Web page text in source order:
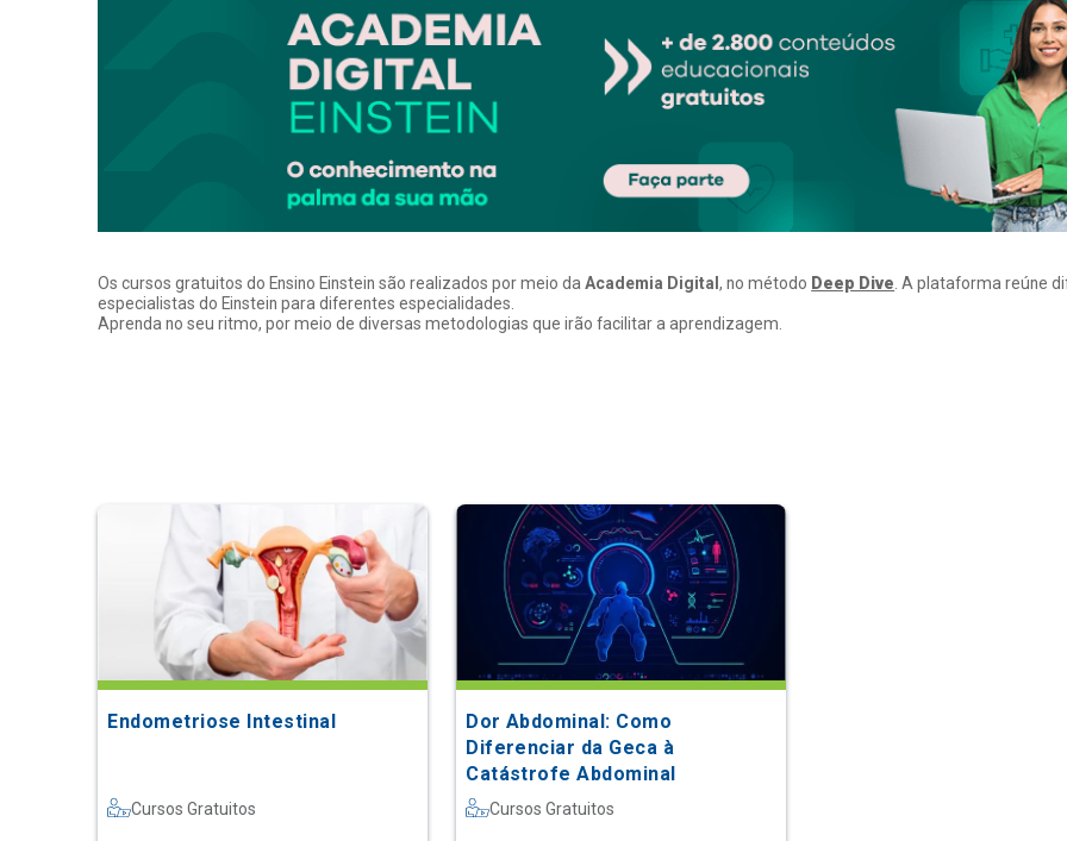
Os cursos gratuitos do Ensino Einstein são realizados por meio daAcademia Digital, no método Deep Dive. A plataforma reúne
especialistas do Einstein para diferentes especialidades.
Aprenda no seu ritmo, por meio de diversas metodologias que irão facilitar a aprendizagem.
Endometriose Intestinal
Cursos Gratuitos
Dor Abdominal: Como
Diferenciar da Geca à
Catástrofe Abdominal
Cursos Gratuitos